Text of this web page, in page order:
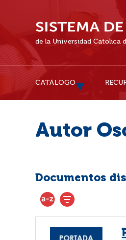
de la Universidad Católica
CATÁLOGO
Autor
Documentos